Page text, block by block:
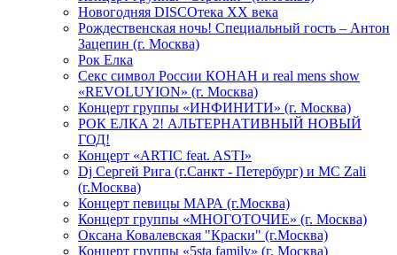
Новогодняя DISCOтека ХХ века
Рождественская ночь! Специальный гость – Антон
Зацепин (г. Москва)
Рок Елка
Секс символ России КОНАН и real mens show
«REVOLUYION» (г. Москва)
Концерт группы «ИНФИНИТИ» (г. Москва)
РОК ЕЛКА 2! АЛЬТЕРНАТИВНЫЙ НОВЫЙ
ГОД!
Концерт «ARTIC feat. ASTI»
Dj Сергей Рига (г.Санкт - Петербург) и MC Zali
(г.Москва)
Концерт певицы МАРА (г.Москва)
Концерт группы «МНОГОТОЧИЕ» (г. Москва)
Оксана Ковалевская "Краски" (г.Москва)
Концерт группы «5sta family» (г. Москва)